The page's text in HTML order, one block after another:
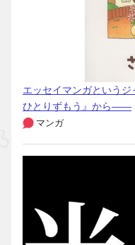
エッセイマンガという
ひとりずもう』から――
マンガ